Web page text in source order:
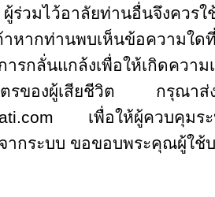
วมไว้อาลัยท่านอื่นจึงควรใ
ากท่านพบเห็นข้อความใด
รกลั่นแกล้งเพื่อให้เกิดควา
ของผู้เสียชีวิต กรุ
เพื่อให้ผู้ควบคุมระ
กระบบ ขอขอบพระคุณผู้ใช้